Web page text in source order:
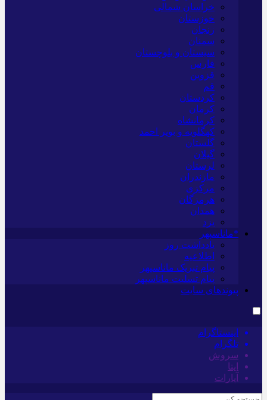
خراسان شمالی
خوزستان
زنجان
سمنان
سیستان و بلوچستان
فارس
قزوین
قم
کردستان
کرمان
کرمانشاه
کهگلویه و بویر احمد
گلستان
گیلان
لرستان
مازندران
مرکزی
هرمزگان
همدان
یزد
*ماناسپهر
یادداشت روز
اطلاعیه
پیام تبریک ماناسپهر
پیام تسلیت ماناسپهر
پیوندهای سایت
اینستاگرام
تلگرام
سروش
ایتا
آپارات